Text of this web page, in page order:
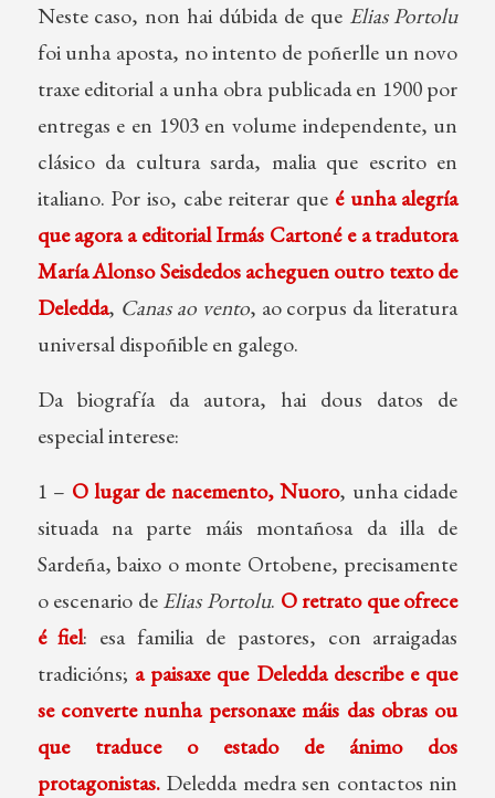
Neste caso, non hai dúbida de que Elias Portolu
foi unha aposta, no intento de poñerlle un novo
traxe editorial a unha obra publicada en 1900 por
entregas e en 1903 en volume independente, un
clásico da cultura sarda, malia que escrito en
italiano. Por iso, cabe reiterar que é unha alegría
que agora a editorial Irmás Cartoné e a tradutora
María Alonso Seisdedos acheguen outro texto de
Deledda, Canas ao vento, ao corpus da literatura
universal dispoñible en galego.
Da biografía da autora, hai dous datos de
especial interese:
1 – O lugar de nacemento, Nuoro, unha cidade
situada na parte máis montañosa da illa de
Sardeña, baixo o monte Ortobene, precisamente
o escenario deElias Portolu. O retrato que ofrece
é fiel: esa familia de pastores, con arraigadas
tradicións; a paisaxe que Deledda describe e que
se converte nunha personaxe máis das obras ou
que traduce o estado de ánimo dos
protagonistas.Deledda medra sen contactos nin